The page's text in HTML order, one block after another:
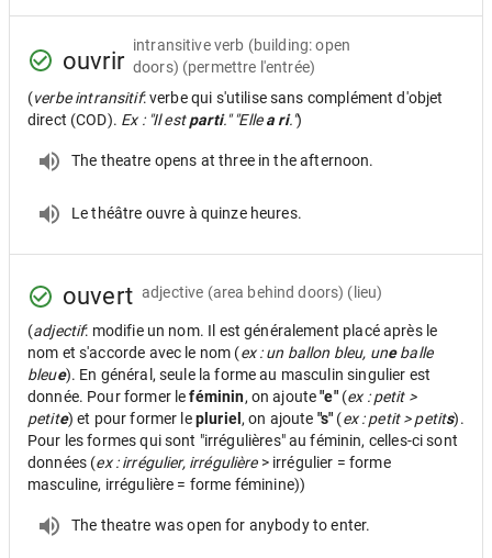
ouvrir
intransitive verb (building: open
doors) (permettre l'entrée)
(verbe intransitif: verbe qui s'utilise sans complément d'objet
direct (COD). Ex : "Il estparti." "Ellea ri.")
The theatre opens at three in the afternoon.
Le théâtre ouvre à quinze heures.
ouvert adjective (area behind doors) (lieu)
(adjectif: modifie un nom. Il est généralement placé après le
nom et s'accorde avec le nom (ex : un ballon bleu, uneballe
bleue). En général, seule la forme au masculin singulier est
donnée. Pour former leféminin, on ajoute"e"(ex : petit >
petite) et pour former lepluriel , on ajoute "s" (ex : petit > petits).
Pour les formes qui sont "irrégulières" au féminin, celles-ci sont
données (ex : irrégulier, irrégulière> irrégulier = forme
masculine, irrégulière = forme féminine))
The theatre was open for anybody to enter.